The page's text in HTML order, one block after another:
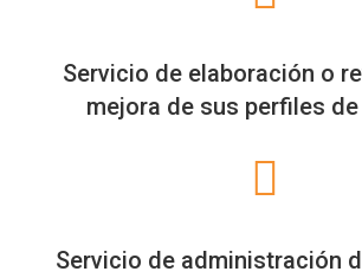
Servicio de elaboración o
mejora de sus perfiles
Servicio de administración